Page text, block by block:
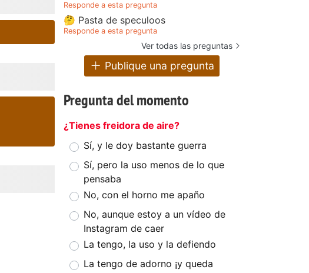
Responde a esta pregunta
🤔 Pasta de speculoos
Responde a esta pregunta
Ver todas las preguntas
Publique una pregunta
Pregunta del momento
¿Tienes freidora de aire?
Sí, y le doy bastante guerra
Sí, pero la uso menos de lo que
pensaba
No, con el horno me apaño
No, aunque estoy a un vídeo de
Instagram de caer
La tengo, la uso y la defiendo
La tengo de adorno ¡y queda